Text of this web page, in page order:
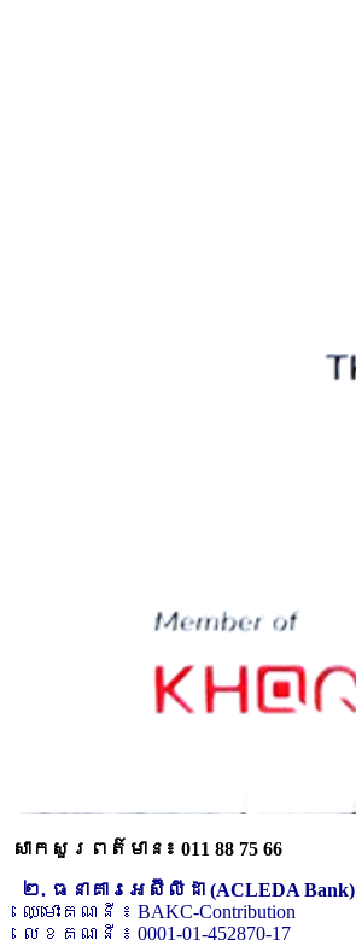
សាកសួរពត៌មាន៖ 011 88 75 66
២. ធនាគារអេស៊ីលីដា (ACLEDA Bank)
ឈ្មោះគណនី ៖ BAKC-Contribution
លេខគណនី ៖ 0001-01-452870-17